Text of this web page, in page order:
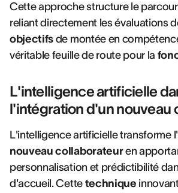
Cette approche structure le
reliant directement les évaluations
objectifs de montée en
véritable feuille de route pour la
L'intelligence artificielle
l'intégration d'un nouveau
L'intelligence artificielle transforme l'
nouveau collaborateuren
personnalisation et prédictibilité
d'accueil. Cette technique